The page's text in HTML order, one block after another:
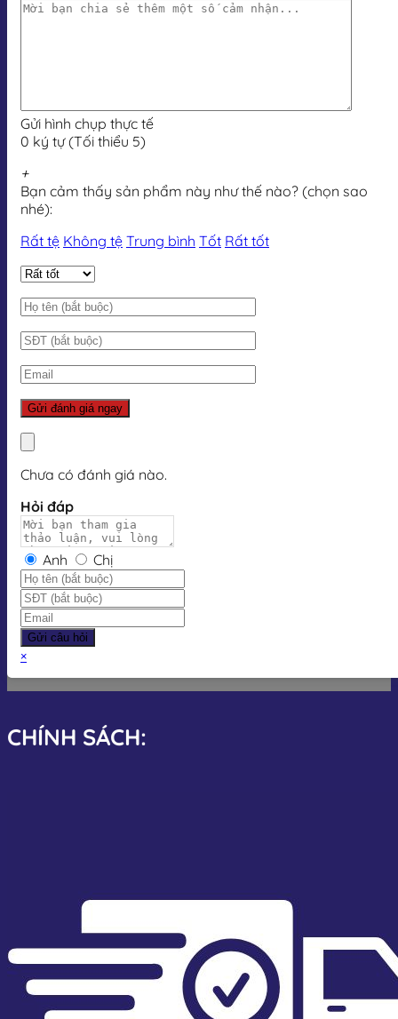
Gửi hình chụp thực tế
0 ký tự (Tối thiểu 5)
+
Bạn cảm thấy sản phẩm này như thế nào? (chọn sao
nhé):
Rất tệ Không tệ Trung bình Tốt Rất tốt
Chưa có đánh giá nào.
Hỏi đáp
Anh Chị
Gửi câu hỏi
×
CHÍNH SÁCH: